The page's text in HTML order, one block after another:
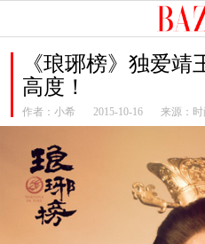
《琅琊榜》独爱
高度！
作者： 小希 2015-10-16 来源：